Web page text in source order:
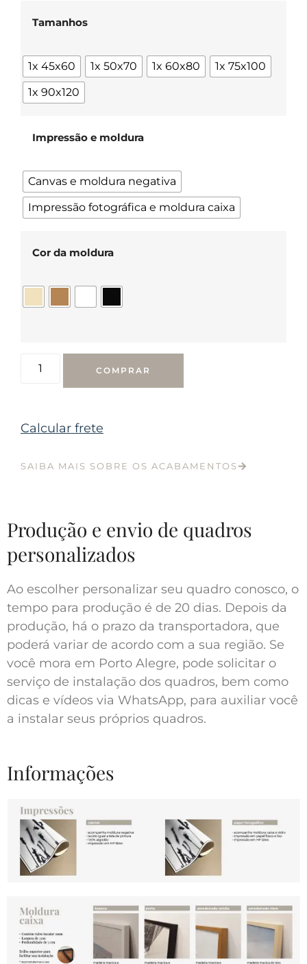
Tamanhos
1x 45x60 1x 50x70 1x 60x80
1x 75x100
1x 90x120
Impressão e moldura
Canvas e moldura negativa
Impressão fotográfica e moldura caixa
Cor da moldura
COMPRAR
Calcular frete
SAIBA MAIS SOBRE OS ACABAMENTOS
Produção e envio de quadros
personalizados
Ao escolher personalizar seu quadro conosco, o
tempo para produção é de 20 dias. Depois da
produção, há o prazo da transportadora, que
poderá variar de acordo com a sua região. Se
você mora em Porto Alegre, pode solicitar o
serviço de instalação dos quadros, bem como
dicas e vídeos via WhatsApp, para auxiliar você
a instalar seus próprios quadros.
Informações